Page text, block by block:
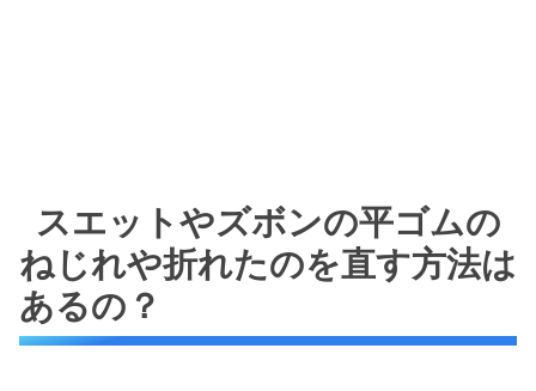
スエットやズボンの平ゴムの
ねじれや折れたのを直す方法は
あるの？